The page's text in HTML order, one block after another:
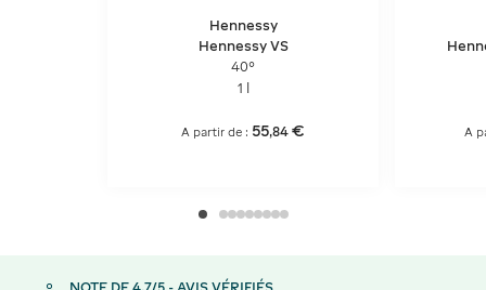
Hennessy
Hennessy VS
40°
1 l
A partir de : 55,84 € A